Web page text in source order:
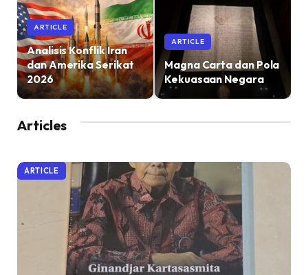
ARTICLE
Analisis Konflik Iran
dan Amerika Serikat
2026
ARTICLE
Magna Carta dan Pola
Kekuasaan Negara
Articles
ARTICLE